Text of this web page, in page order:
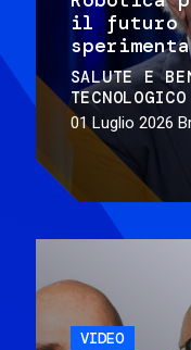
il futuro
SALUTE E
01 Luglio 2026
VIDEO